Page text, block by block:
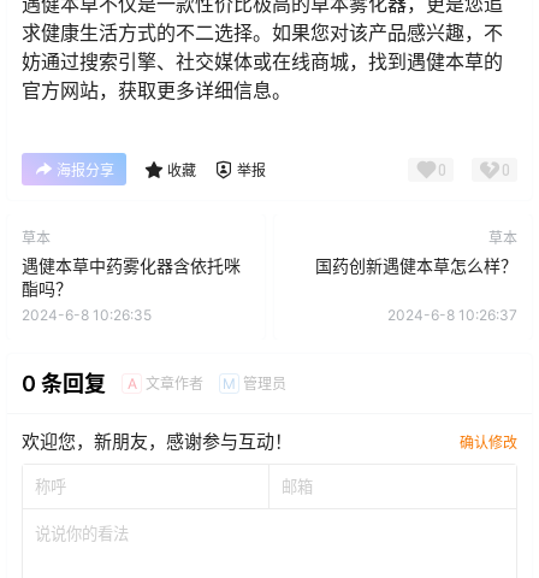
求健康生活方式的不二选择。如果您对该产品感兴趣，不
妨通过搜索引擎、社交媒体或在线商城，找到遇健本草的
官方网站，获取更多详细信息。
海报分享 收藏 举报 0 0
草本
遇健本草中药雾化器含依托咪
酯吗？
2024-6-8 10:26:35
草本
国药创新遇健本草怎么样？
2024-6-8 10:26:37
0 条回复 A 文章作者 M 管理员
欢迎您，新朋友，感谢参与互动！ 确认修改